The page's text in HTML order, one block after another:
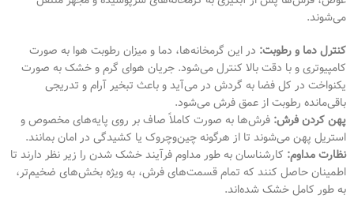
می‌شوند.
کنترل دما و رطوبت: در این گرمخانه‌ها، دما و میزان رطوبت هوا به صورت
کامپیوتری و با دقت بالا کنترل می‌شود. جریان هوای گرم و خشک به صورت
یکنواخت در کل فضا به گردش در می‌آید و باعث تبخیر آرام و تدریجی
باقی‌مانده رطوبت از عمق فرش می‌شود.
پهن کردن فرش: فرش‌ها به صورت کاملاً صاف بر روی پایه‌های مخصوص و
استریل پهن می‌شوند تا از هرگونه چین‌وچروک یا کشیدگی در امان بمانند.
نظارت مداوم: کارشناسان به طور مداوم فرآیند خشک شدن را زیر نظر دارند تا
اطمینان حاصل کنند که تمام قسمت‌های فرش، به ویژه بخش‌های ضخیم‌تر،
به طور کامل خشک شده‌اند.